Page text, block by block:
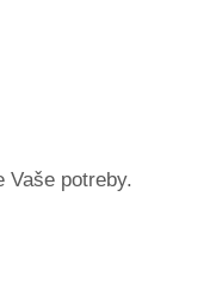
Vaše potreby.